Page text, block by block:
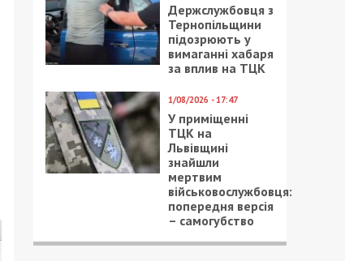
Держслужбовця з
Тернопільщини
підозрюють у
вимаганні хабаря
за вплив на ТЦК
1/08/2026 - 17:47
У приміщенні
ТЦК на
Львівщині
знайшли
мертвим
військовослужбовця:
попередня версія
– самогубство